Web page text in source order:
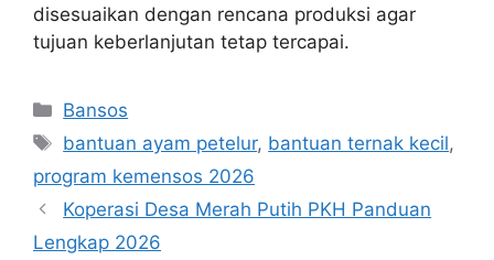
disesuaikan dengan rencana produksi agar
tujuan keberlanjutan tetap tercapai.
Kategori
Bansos
Tag
bantuan ayam petelur, bantuan ternak kecil,
program kemensos 2026
Koperasi Desa Merah Putih PKH Panduan
Lengkap 2026